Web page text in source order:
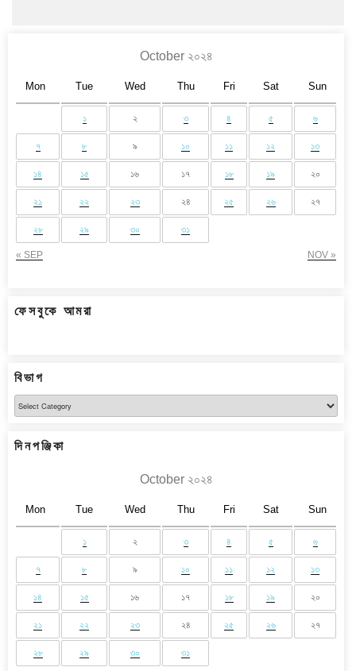
October ২০২৪
Mon Tue Wed Thu Fri Sat Sun
« SEP NOV »
১ ২ ৩ ৪ ৫ ৬
৭ ৮ ৯ ১০ ১১ ১২ ১৩
১৪ ১৫ ১৬ ১৭ ১৮ ১৯ ২০
২১ ২২ ২৩ ২৪ ২৫ ২৬ ২৭
২৮ ২৯ ৩০ ৩১
ফেসবুকে আমরা
বিভাগ
বিভাগ
দিনপঞ্জিকা
October ২০২৪
Mon Tue Wed Thu Fri Sat Sun
১ ২ ৩ ৪ ৫ ৬
৭ ৮ ৯ ১০ ১১ ১২ ১৩
১৪ ১৫ ১৬ ১৭ ১৮ ১৯ ২০
২১ ২২ ২৩ ২৪ ২৫ ২৬ ২৭
২৮ ২৯ ৩০ ৩১